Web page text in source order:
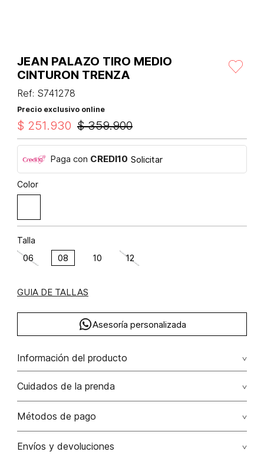
JEAN PALAZO TIRO MEDIO
CINTURON TRENZA
Ref: S741278
Precio exclusivo online
$ 359.900
$ 251.930
Paga con CREDI10 Solicitar
Color
Talla
06 08 10 12
GUIA DE TALLAS
Asesoría personalizada
Información del producto
Jean palazo tiro alto cinturon trenza algodón 100% 100.00%
algodón/cotton
Cuidados de la prenda
Lavar con colores similares. no secar en máquina. los
Métodos de pago
Tarjetas de crédito: Visa, Dinners, Master Card y American
Envíos y devoluciones